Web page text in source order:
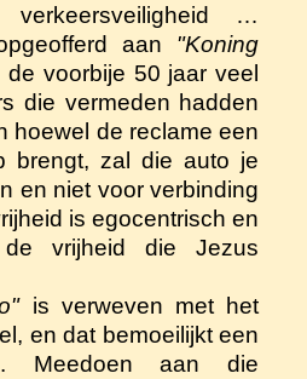
verkeersveiligheid …
aan "Koning
de voorbije 50 jaar veel
die vermeden hadden
hoewel de reclame een
brengt, zal die auto je
en niet voor verbinding
is egocentrisch en
de vrijheid die Jezus
is verweven met het
en dat bemoeilijkt een
Meedoen aan die